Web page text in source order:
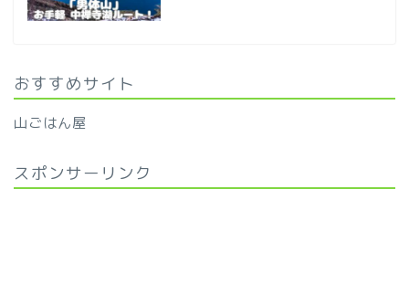
おすすめサイト
山ごはん屋
スポンサーリンク